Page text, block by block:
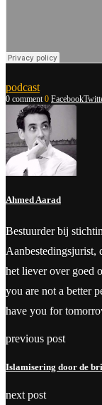
podcast
0 comment 0 Facebook
Ahmed Aarad
Bestuurder bij
Aanbestedingsjurist,
het liever over goed
you are not a better
have you for
previous post
Islamisering door de
next post